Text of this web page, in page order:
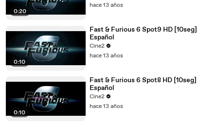
0:20
hace 13 años
0:10
Fast & Furious 6 Spot9 HD [10seg]
Español
Cine2
hace 13 años
0:10
Fast & Furious 6 Spot8 HD [10seg]
Español
Cine2
hace 13 años